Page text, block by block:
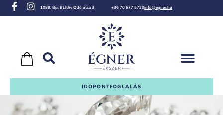
1089. Bp, Bláthy Ottó utca 3 +36 70 577 5730info@egner.hu
IDŐPONTFOGLALÁS